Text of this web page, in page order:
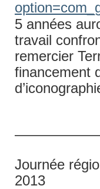
5 années
travail
remercier
financement
Journée
2013